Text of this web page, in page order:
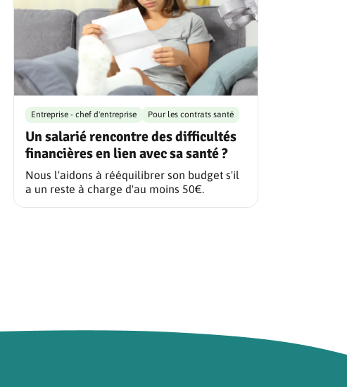
Un salarié rencontre des difficultés
financières en lien avec sa santé ?
Entreprise - chef d'entreprise Pour les contrats santé
Nous l'aidons à rééquilibrer son budget s'il
a un reste à charge d'au moins 50€.